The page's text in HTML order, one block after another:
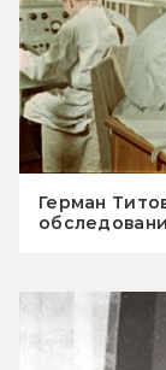
Герман